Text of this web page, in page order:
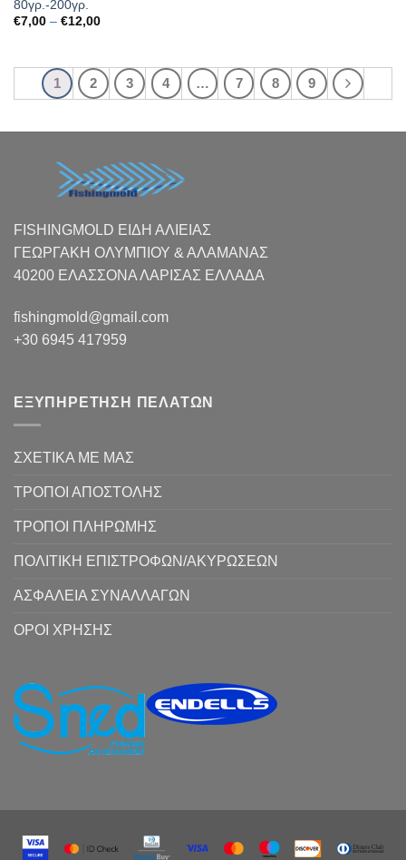
80γρ.-200γρ.
€7,00 – €12,00Price
€12,00
1 2 3 4 … 7 8 9
FISHINGMOLD ΕΙΔΗ ΑΛΙΕΙΑΣ
ΓΕΩΡΓΑΚΗ ΟΛΥΜΠΙΟΥ & ΑΛΑΜΑΝΑΣ
40200 ΕΛΑΣΣΟΝΑ ΛΑΡΙΣΑΣ EΛΛΑΔΑ
fishingmold@gmail.com
+30 6945 417959
ΕΞΥΠΗΡΕΤΗΣΗ ΠΕΛΑΤΩΝ
ΣΧΕΤΙΚΑ ΜΕ ΜΑΣ
ΤΡΟΠΟΙ ΑΠΟΣΤΟΛΗΣ
ΤΡΟΠΟΙ ΠΛΗΡΩΜΗΣ
ΠΟΛΙΤΙΚΗ ΕΠΙΣΤΡΟΦΩΝ/ΑΚΥΡΩΣΕΩΝ
ΑΣΦΑΛΕΙΑ ΣΥΝΑΛΛΑΓΩΝ
ΟΡΟΙ ΧΡΗΣΗΣ